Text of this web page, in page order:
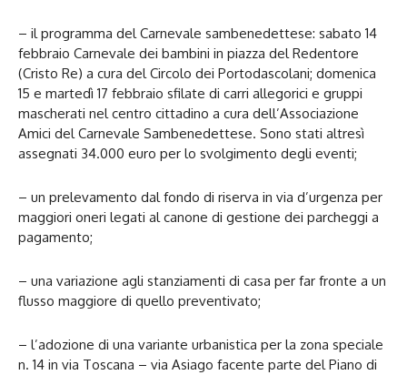
– il programma del Carnevale sambenedettese: sabato 14
febbraio Carnevale dei bambini in piazza del Redentore
(Cristo Re) a cura del Circolo dei Portodascolani; domenica
15 e martedì 17 febbraio sfilate di carri allegorici e gruppi
mascherati nel centro cittadino a cura dell’Associazione
Amici del Carnevale Sambenedettese. Sono stati altresì
assegnati 34.000 euro per lo svolgimento degli eventi;
– un prelevamento dal fondo di riserva in via d’urgenza per
maggiori oneri legati al canone di gestione dei parcheggi a
pagamento;
– una variazione agli stanziamenti di casa per far fronte a un
flusso maggiore di quello preventivato;
– l’adozione di una variante urbanistica per la zona speciale
n. 14 in via Toscana – via Asiago facente parte del Piano di